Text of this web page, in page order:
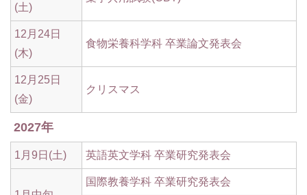
(土)
12月24日
(木)
食物栄養科学科 卒業論文発表会
12月25日
(金)
クリスマス
2027年
1月9日(土) 英語英文学科 卒業研究発表会
国際教養学科 卒業研究発表会